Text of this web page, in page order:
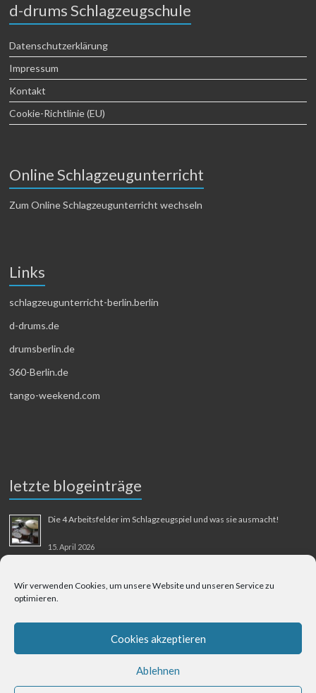
Wir verwenden Cookies, um unsere Website und unseren Service zu
optimieren.
Cookies akzeptieren
Ablehnen
d-drums Schlagzeugschule
Datenschutzerklärung
Impressum
Kontakt
Cookie-Richtlinie (EU)
Online Schlagzeugunterricht
Zum Online Schlagzeugunterricht wechseln
Links
schlagzeugunterricht-berlin.berlin
d-drums.de
drumsberlin.de
360-Berlin.de
tango-weekend.com
letzte blogeinträge
Die 4 Arbeitsfelder im Schlagzeugspiel und was sie ausmacht!
15. April 2026
31. August 2025
Berliner Flughafen Tegel – Berlin-Bangkok